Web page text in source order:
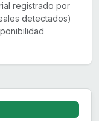
registrado por
detectados)